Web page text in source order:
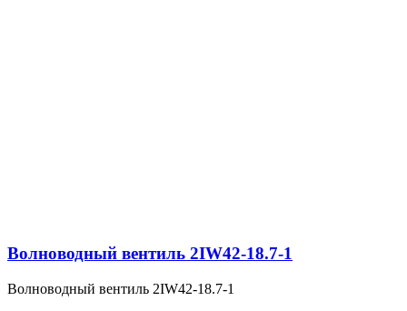
Волноводный вентиль 2IW42-18.7-1
Волноводный вентиль 2IW42-18.7-1